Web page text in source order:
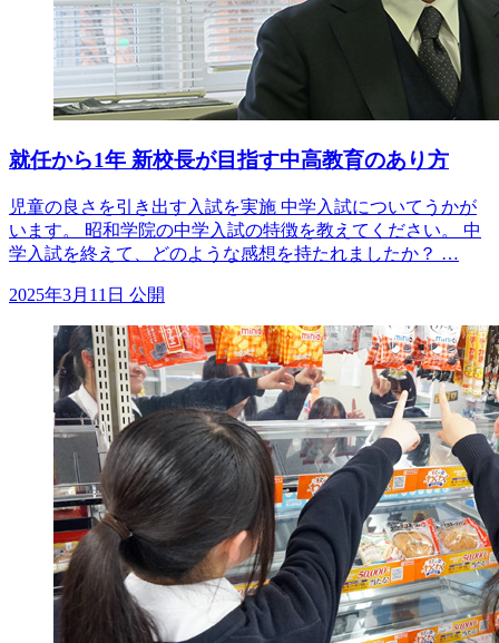
就任から1年 新校長が目指す中高教育のあり方
児童の良さを引き出す入試を実施 中学入試についてうかが
います。 昭和学院の中学入試の特徴を教えてください。 中
学入試を終えて、どのような感想を持たれましたか？ …
2025年3月11日 公開